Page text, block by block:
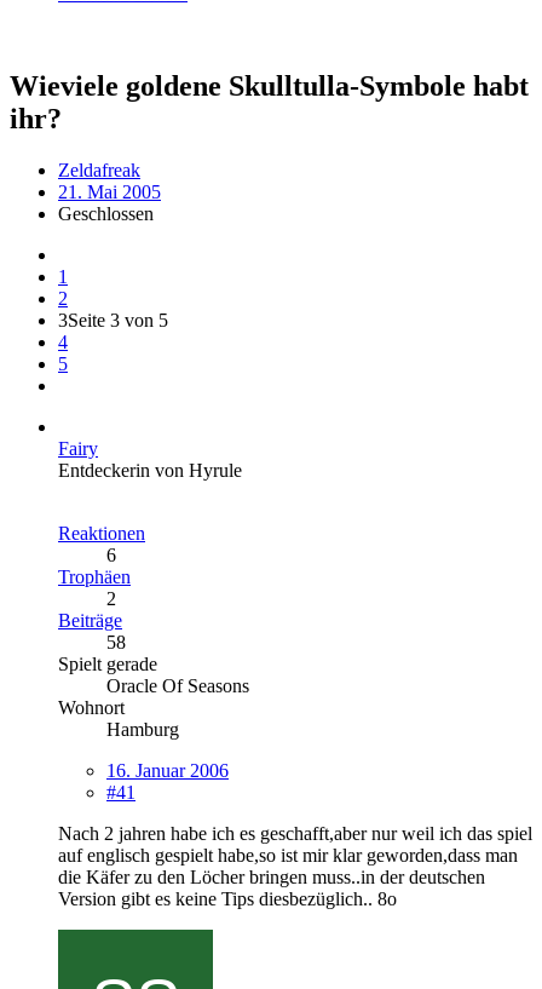
Wieviele goldene Skulltulla-Symbole habt
ihr?
Zeldafreak
21. Mai 2005
Geschlossen
1
2
3Seite 3 von 5
4
5
Fairy
Entdeckerin von Hyrule
Reaktionen
6
Trophäen
2
Beiträge
58
Spielt gerade
Oracle Of Seasons
Wohnort
Hamburg
16. Januar 2006
#41
Nach 2 jahren habe ich es geschafft,aber nur weil ich das spiel
auf englisch gespielt habe,so ist mir klar geworden,dass man
die Käfer zu den Löcher bringen muss..in der deutschen
Version gibt es keine Tips diesbezüglich.. 8o